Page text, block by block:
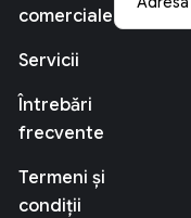
comerciale
Servicii
Întrebări
frecvente
Termeni și
condiții